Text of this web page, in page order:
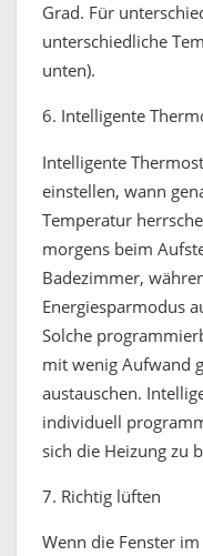
Grad. Für
unterschiedliche
unten).
6. Intelligente
Intelligente
einstellen, wann
Temperatur
morgens beim
Badezimmer,
Energiesparmodus
Solche
mit wenig Aufwand
austauschen.
individuell
sich die Heizung zu
7. Richtig lüften
Wenn die Fenster